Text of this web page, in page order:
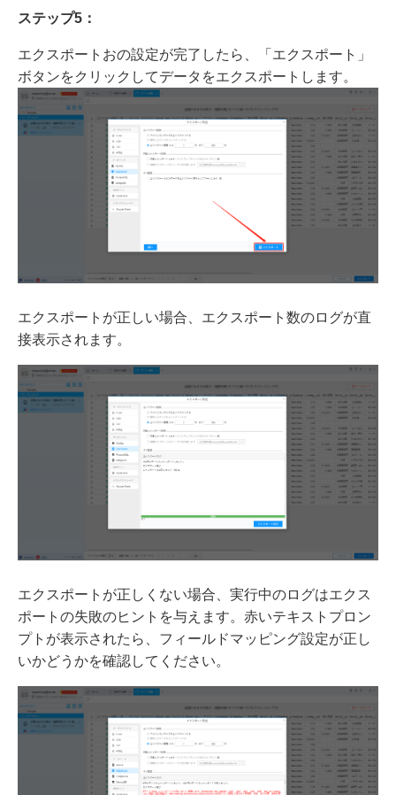
ステップ5：
エクスポートおの設定が完了したら、「エクスポート」
ボタンをクリックしてデータをエクスポートします。
エクスポートが正しい場合、エクスポート数のログが直
接表示されます。
エクスポートが正しくない場合、実行中のログはエクス
ポートの失敗のヒントを与えます。赤いテキストプロン
プトが表示されたら、フィールドマッピング設定が正し
いかどうかを確認してください。